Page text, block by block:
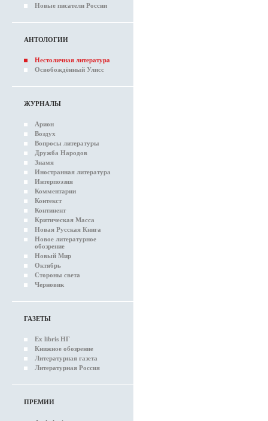
Новые писатели России
АНТОЛОГИИ
Нестоличная литература
Освобождённый Улисс
ЖУРНАЛЫ
Арион
Воздух
Вопросы литературы
Дружба Народов
Знамя
Иностранная литература
Интерпоэзия
Комментарии
Контекст
Континент
Критическая Масса
Новая Русская Книга
Новое литературное
обозрение
Новый Мир
Октябрь
Стороны света
Черновик
ГАЗЕТЫ
Ex libris НГ
Книжное обозрение
Литературная газета
Литературная Россия
ПРЕМИИ